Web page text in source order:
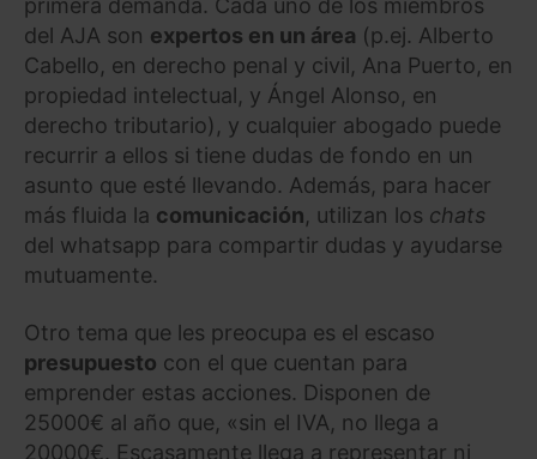
primera demanda. Cada uno de los miembros
del AJA son expertos en un área (p.ej. Alberto
Cabello, en derecho penal y civil, Ana Puerto, en
propiedad intelectual, y Ángel Alonso, en
derecho tributario), y cualquier abogado puede
recurrir a ellos si tiene dudas de fondo en un
asunto que esté llevando. Además, para hacer
más fluida la comunicación, utilizan los chats
del whatsapp para compartir dudas y ayudarse
mutuamente.
Otro tema que les preocupa es el escaso
presupuesto con el que cuentan para
emprender estas acciones. Disponen de
25000€ al año que, «sin el IVA, no llega a
20000€. Escasamente llega a representar ni